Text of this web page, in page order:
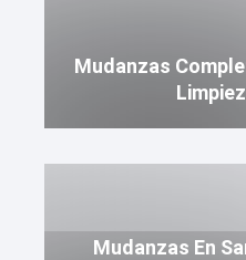
Mudanzas
Mudanzas En